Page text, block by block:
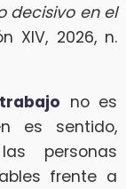
decisivo en el
XIV, 2026, n.
trabajo no es
es sentido,
personas
frente a